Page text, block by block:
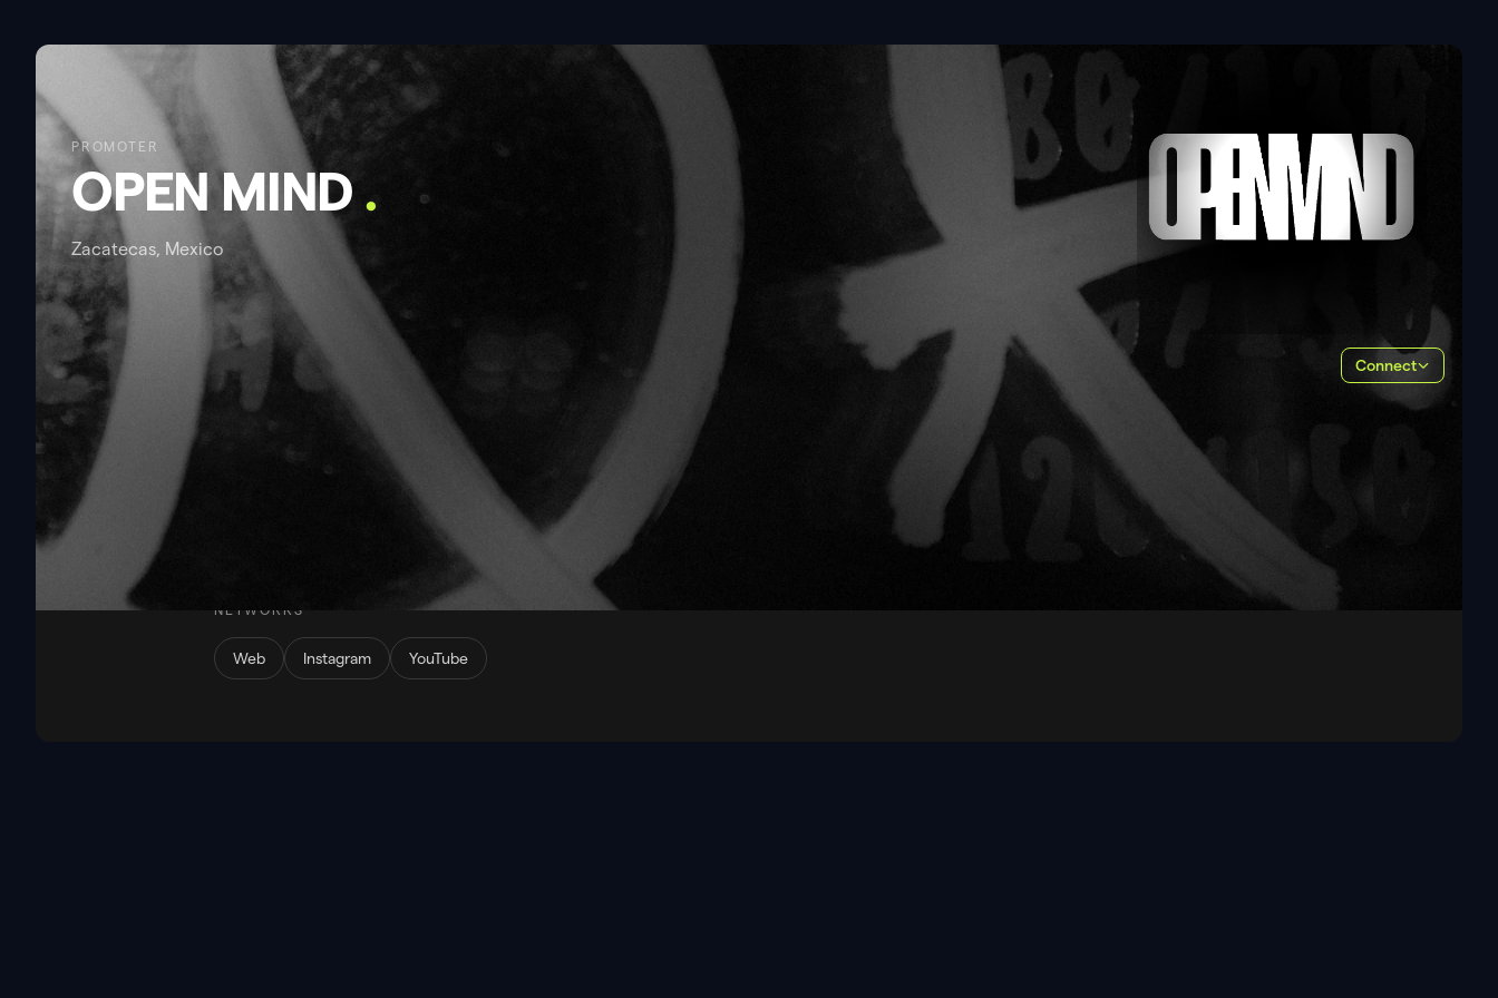
PROMOTER
OPEN MIND.
Zacatecas, Mexico
Connect
OPEN MIND es un proyecto de música underground dedicado a explorar las distintas vertientes del techno, adentrándose en sus
expresiones más profundas, hipnóticas y envolventes.
NETWORKS
Web Instagram YouTube